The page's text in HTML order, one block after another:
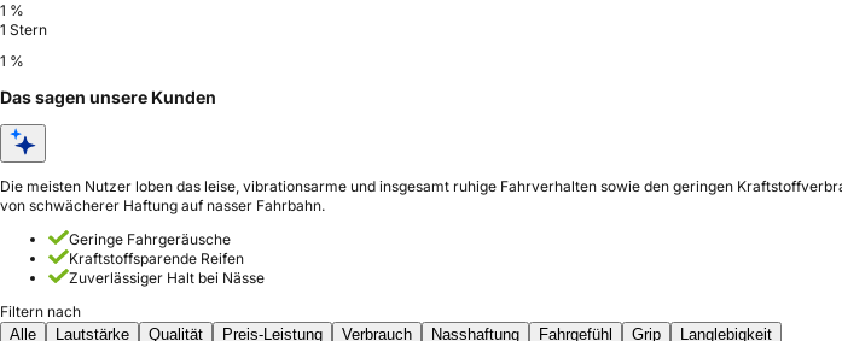
1 %
1 Stern
1 %
Das sagen unsere Kunden
Die meisten Nutzer loben das leise, vibrationsarme und insgesamt ruhige Fahrverhalten sowie den geringen
von schwächerer Haftung auf nasser Fahrbahn.
Geringe Fahrgeräusche
Kraftstoffsparende Reifen
Zuverlässiger Halt bei Nässe
Filtern nach
Alle
Lautstärke Qualität Preis-Leistung Verbrauch Nasshaftung Fahrgefühl Grip
Langlebigkeit